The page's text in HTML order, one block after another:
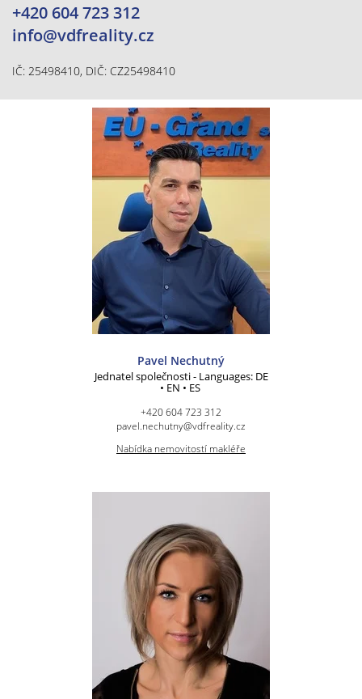
+420 604 723 312
info@vdfreality.cz
IČ: 25498410, DIČ: CZ25498410
Pavel Nechutný
Jednatel společnosti - Languages: DE
• EN • ES
+420 604 723 312
pavel.nechutny@vdfreality.cz
Nabídka nemovitostí makléře